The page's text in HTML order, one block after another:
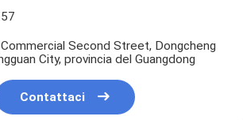
Second Street, Dongcheng
City, provincia del Guangdong
Contattaci